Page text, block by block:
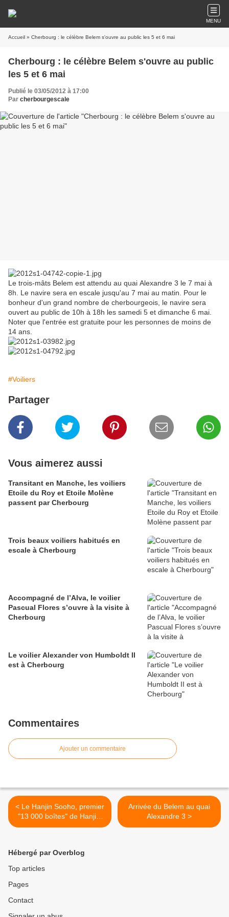
MENU
Accueil » Cherbourg : le célèbre Belem s'ouvre au public les 5 et 6 mai
Cherbourg : le célèbre Belem s'ouvre au public
les 5 et 6 mai
Publié le 03/05/2012 à 17:00
Par cherbourgescale
Le trois-mâts Belem est attendu au quai Alexandre 3 le 7 mai à
8h. Le navire sera en escale jusqu'au 7 mai au matin. Pour le
bonheur d'un grand nombre de cherbourgeois, le navire sera
ouvert au public de 10h à 18h les samedi 5 et dimanche 6 mai.
Noter que l'entrée est gratuite pour les personnes de moins de
14 ans.
#Voiliers
Partager
Vous aimerez aussi
Transitant en Manche, les voiliers
Etoile du Roy et Etoile Molène
passent par Cherbourg
Trois beaux voiliers habitués en
escale à Cherbourg
Accompagné de l’Alva, le voilier
Pascual Flores s’ouvre à la visite à
Cherbourg
Le voilier Alexander von Humboldt II
est à Cherbourg
Commentaires
Ajouter un commentaire
< Le Hanjin Sooho, premier
"13 000 boîtes" de Hanjin,
embarque un pilote
rotation Asie-Europe
Arrivée du Belem au quai
Alexandre 3 >
Hébergé par Overblog
Top articles
Pages
Contact